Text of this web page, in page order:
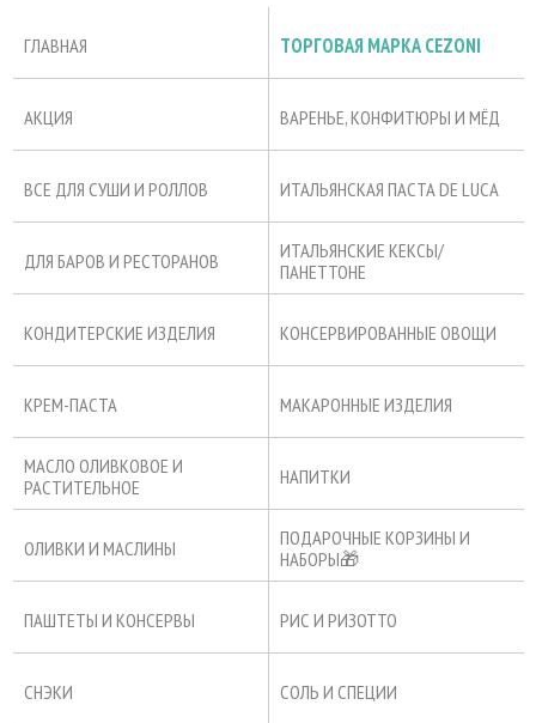
ГЛАВНАЯ ТОРГОВАЯ МАРКА CEZONI
АКЦИЯ ВАРЕНЬЕ, КОНФИТЮРЫ И МЁД
ВСЕ ДЛЯ СУШИ И РОЛЛОВ ИТАЛЬЯНСКАЯ ПАСТА DE LUCA
ДЛЯ БАРОВ И РЕСТОРАНОВ
ИТАЛЬЯНСКИЕ КЕКСЫ/
ПАНЕТТОНЕ
КОНДИТЕРСКИЕ ИЗДЕЛИЯ КОНСЕРВИРОВАННЫЕ ОВОЩИ
КРЕМ-ПАСТА МАКАРОННЫЕ ИЗДЕЛИЯ
МАСЛО ОЛИВКОВОЕ И
РАСТИТЕЛЬНОЕ
НАПИТКИ
ОЛИВКИ И МАСЛИНЫ
ПОДАРОЧНЫЕ КОРЗИНЫ И
НАБОРЫ🎁
ПАШТЕТЫ И КОНСЕРВЫ РИС И РИЗОТТО
СНЭКИ СОЛЬ И СПЕЦИИ